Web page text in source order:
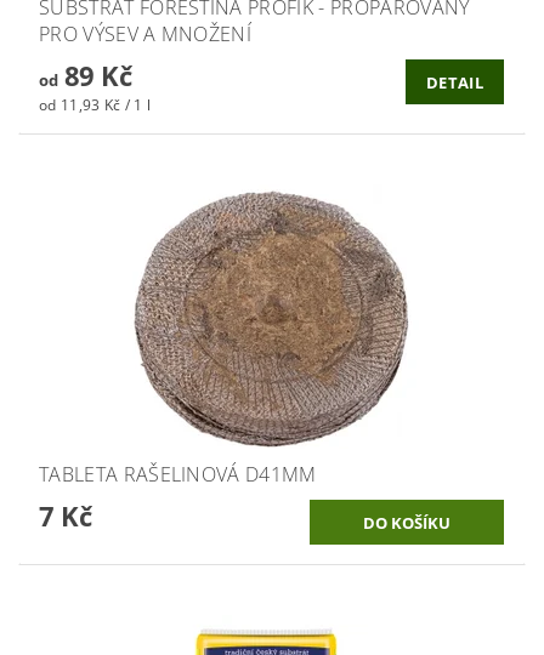
SUBSTRÁT FORESTINA PROFÍK - PROPAŘOVANÝ
PRO VÝSEV A MNOŽENÍ
od89 Kč
od 11,93 Kč / 1 l
DETAIL
TABLETA RAŠELINOVÁ D41MM
7 Kč